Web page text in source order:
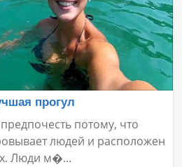
прогул
потому, что
людей и расположен
Люди м�...